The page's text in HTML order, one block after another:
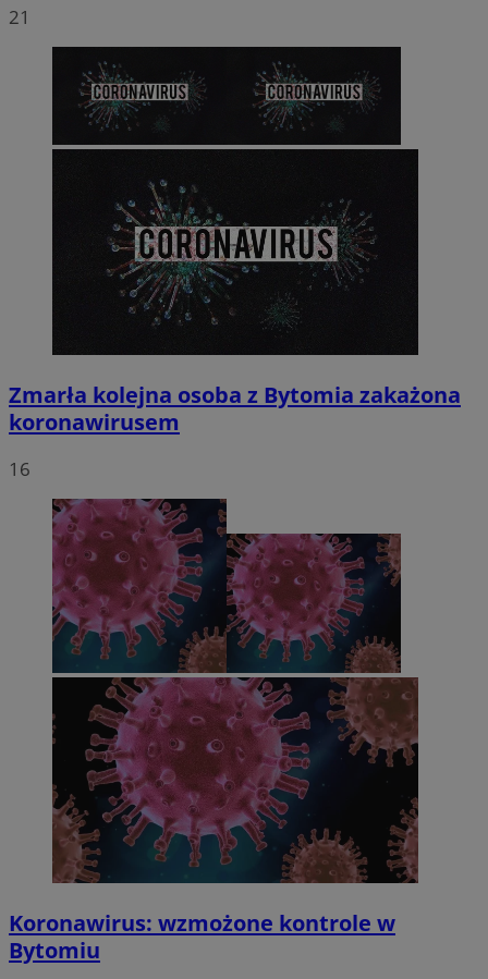
21
Zmarła kolejna osoba z Bytomia zakażona
koronawirusem
16
Koronawirus: wzmożone kontrole w
Bytomiu